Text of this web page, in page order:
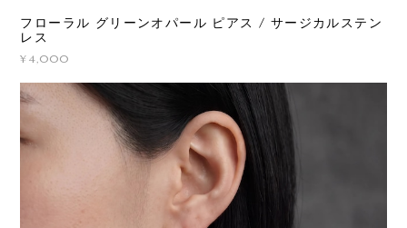
フローラル グリーンオパール ピアス / サージカルステン
レス
¥4,000